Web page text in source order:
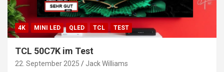
4K MINI LED QLED TCL TEST
TCL 50C7K im Test
22. September 2025 Jack Williams